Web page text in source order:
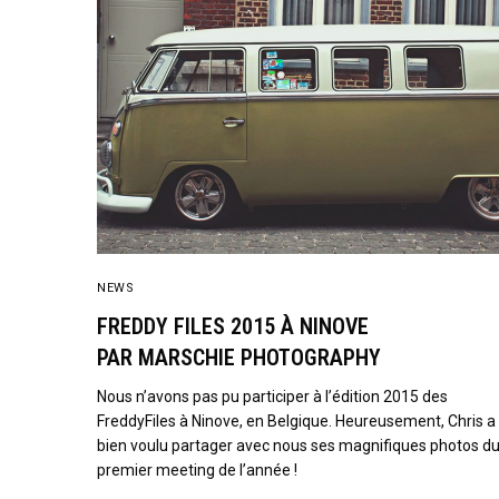
NEWS
FREDDY FILES 2015 À NINOVE
PAR MARSCHIE PHOTOGRAPHY
Nous n’avons pas pu participer à l’édition 2015 des
FreddyFiles à Ninove, en Belgique. Heureusement, Chris a
bien voulu partager avec nous ses magnifiques photos
premier meeting de l’année !